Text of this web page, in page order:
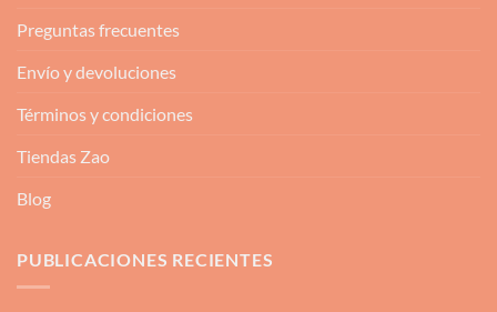
Preguntas frecuentes
Envío y devoluciones
Términos y condiciones
Tiendas Zao
Blog
PUBLICACIONES RECIENTES